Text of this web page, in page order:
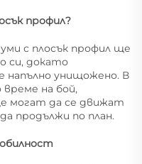
профил?
с плосък профил ще
си, докато
напълно унищожено. В
време на бой,
могат да се движат
продължи по план.